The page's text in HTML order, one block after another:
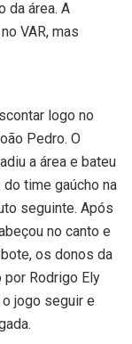
da área. A
VAR, mas
logo no
Pedro. O
a área e bateu
time gaúcho na
seguinte. Após
no canto e
os donos da
por Rodrigo Ely
jogo seguir e